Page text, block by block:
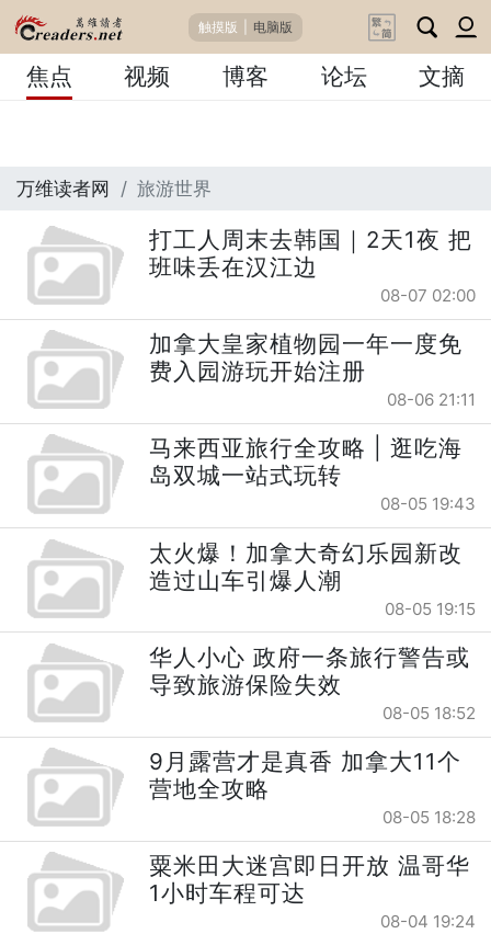
触摸版 电脑版
焦点 视频 博客 论坛 文摘
万维读者网 旅游世界
打工人周末去韩国｜2天1夜 把
班味丢在汉江边
08-07 02:00
加拿大皇家植物园一年一度免
费入园游玩开始注册
08-06 21:11
马来西亚旅行全攻略 | 逛吃海
岛双城一站式玩转
08-05 19:43
太火爆！加拿大奇幻乐园新改
造过山车引爆人潮
08-05 19:15
华人小心 政府一条旅行警告或
导致旅游保险失效
08-05 18:52
9月露营才是真香 加拿大11个
营地全攻略
08-05 18:28
粟米田大迷宫即日开放 温哥华
1小时车程可达
08-04 19:24